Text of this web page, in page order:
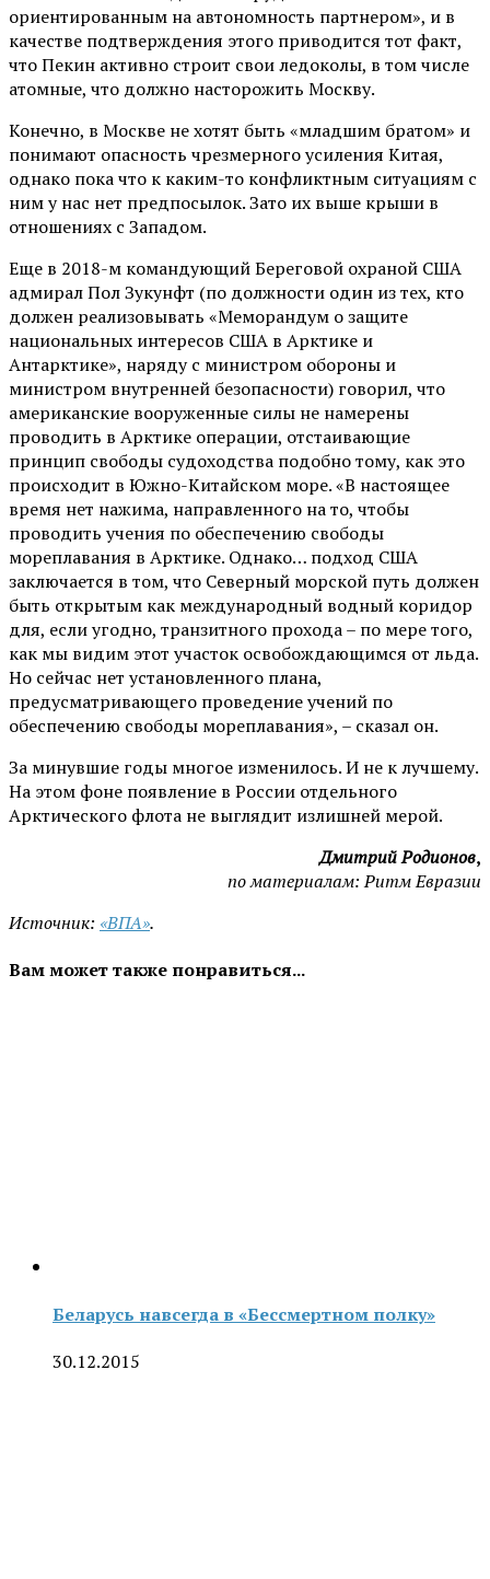
ориентированным на автономность партнером», и в
качестве подтверждения этого приводится тот факт,
что Пекин активно строит свои ледоколы, в том числе
атомные, что должно насторожить Москву.
Конечно, в Москве не хотят быть «младшим братом» и
понимают опасность чрезмерного усиления Китая,
однако пока что к каким-то конфликтным ситуациям с
ним у нас нет предпосылок. Зато их выше крыши в
отношениях с Западом.
Еще в 2018-м командующий Береговой охраной США
адмирал Пол Зукунфт (по должности один из тех, кто
должен реализовывать «Меморандум о защите
национальных интересов США в Арктике и
Антарктике», наряду с министром обороны и
министром внутренней безопасности) говорил, что
американские вооруженные силы не намерены
проводить в Арктике операции, отстаивающие
принцип свободы судоходства подобно тому, как это
происходит в Южно-Китайском море. «В настоящее
время нет нажима, направленного на то, чтобы
проводить учения по обеспечению свободы
мореплавания в Арктике. Однако… подход США
заключается в том, что Северный морской путь должен
быть открытым как международный водный коридор
для, если угодно, транзитного прохода – по мере того,
как мы видим этот участок освобождающимся от льда.
Но сейчас нет установленного плана,
предусматривающего проведение учений по
обеспечению свободы мореплавания», – сказал он.
За минувшие годы многое изменилось. И не к лучшему.
На этом фоне появление в России отдельного
Арктического флота не выглядит излишней мерой.
Дмитрий Родионов,
по материалам: Ритм Евразии
Источник: «ВПА».
Вам может также понравиться...
Беларусь навсегда в «Бессмертном полку»
30.12.2015